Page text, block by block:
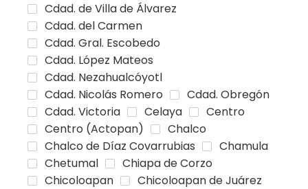
Cdad. de Villa de Álvarez
Cdad. del Carmen
Cdad. Gral. Escobedo
Cdad. López Mateos
Cdad. Nezahualcóyotl
Cdad. Nicolás Romero
Cdad. Obregón
Cdad. Victoria
Celaya
Centro
Centro (Actopan)
Chalco
Chalco de Díaz Covarrubias
Chamula
Chetumal
Chiapa de Corzo
Chicoloapan
Chicoloapan de Juárez